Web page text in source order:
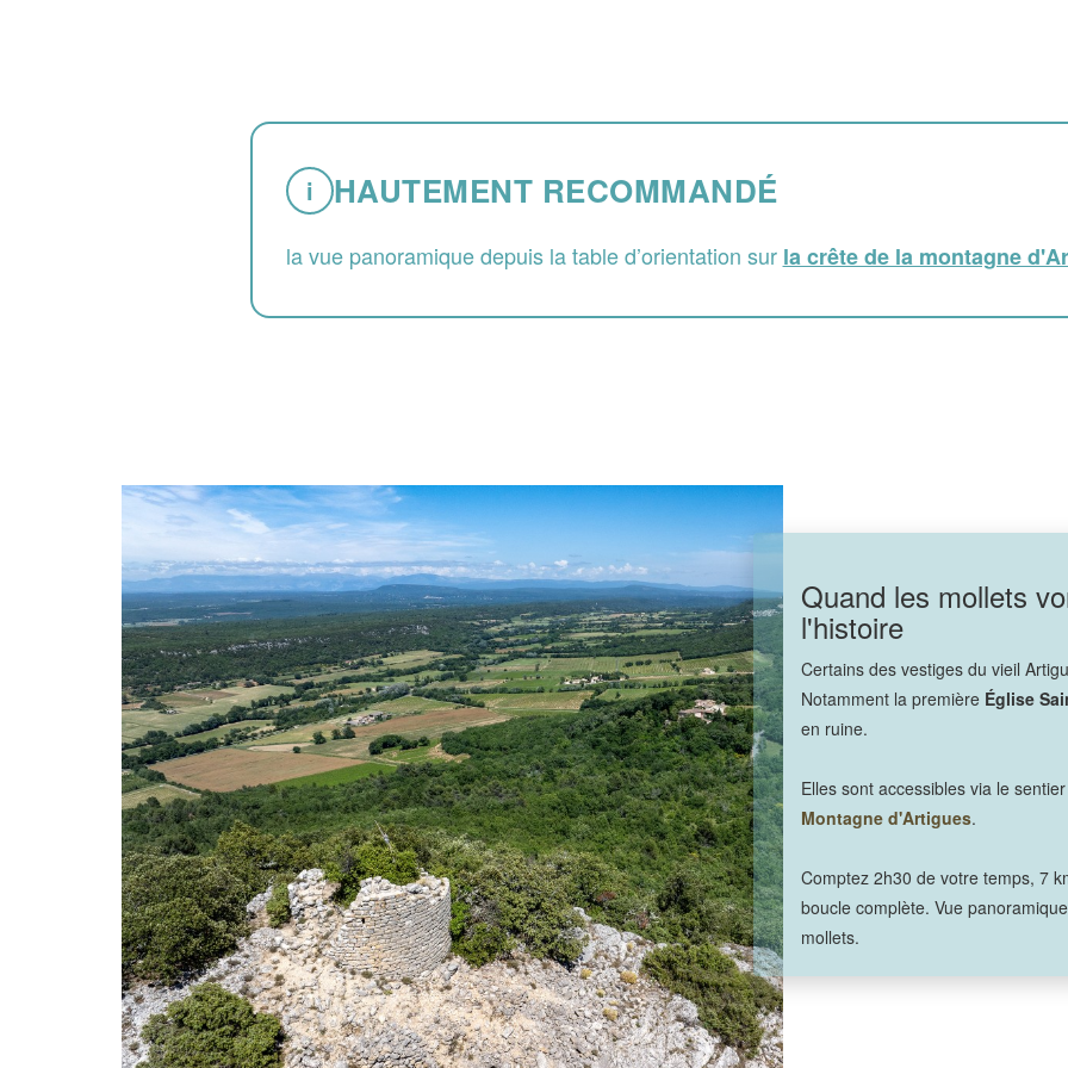
i HAUTEMENT RECOMMANDÉ
la vue panoramique depuis la table d’orientation sur la crête de la montagne
Quand les mollets
l'histoire
Certains des vestiges du vieil
Notamment la première Église
en ruine.
Elles sont accessibles via le
Montagne d'Artigues.
Comptez 2h30 de votre temps, 7
boucle complète. Vue
mollets.